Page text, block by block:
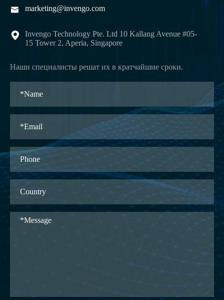
 marketing@invengo.com

Invengo Technology Pte. Ltd 10 Kallang Avenue #05-
15 Tower 2, Aperia, Singapore
Наши специалисты решат их в кратчайшие сроки.